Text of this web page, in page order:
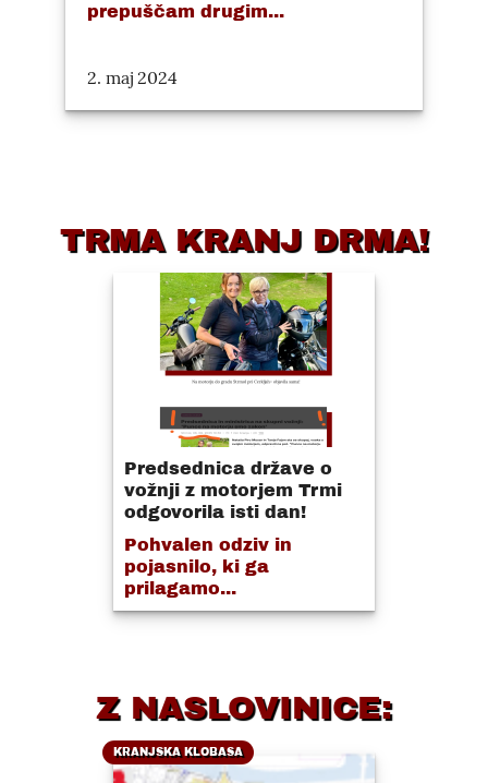
prepuščam drugim...
2. maj 2024
TRMA KRANJ DRMA!
Predsednica države o
vožnji z motorjem Trmi
odgovorila isti dan!
Pohvalen odziv in
pojasnilo, ki ga
prilagamo...
Z NASLOVINICE:
KRANJSKA KLOBASA